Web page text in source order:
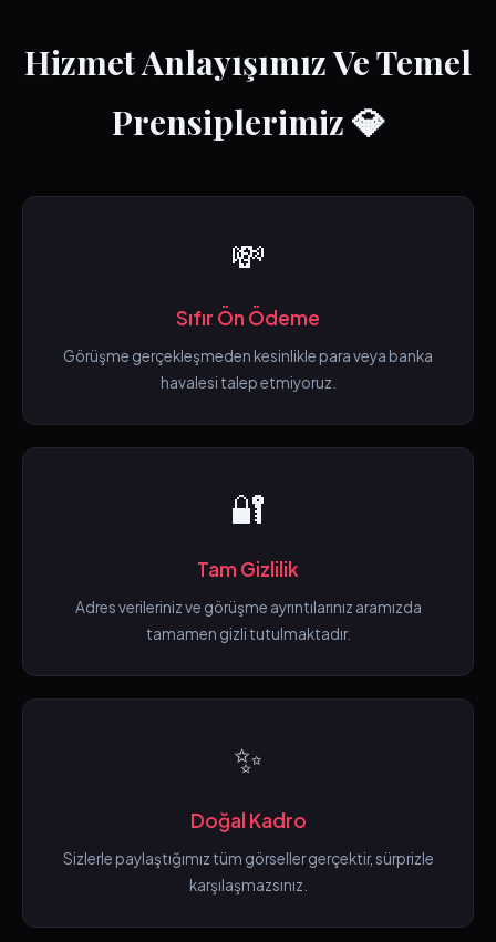
Hizmet Anlayışımız Ve Temel
Prensiplerimiz 💎
💸
Sıfır Ön Ödeme
Görüşme gerçekleşmeden kesinlikle para veya banka
havalesi talep etmiyoruz.
🔐
Tam Gizlilik
Adres verileriniz ve görüşme ayrıntılarınız aramızda
tamamen gizli tutulmaktadır.
✨
Doğal Kadro
Sizlerle paylaştığımız tüm görseller gerçektir, sürprizle
karşılaşmazsınız.